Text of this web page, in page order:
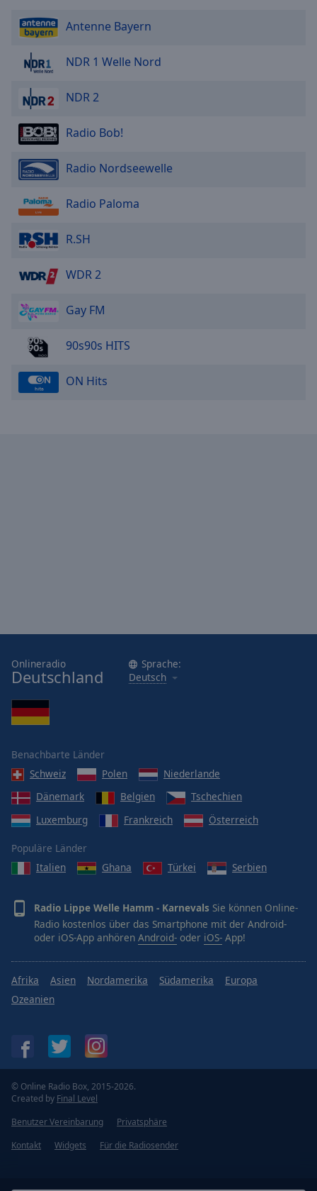
Antenne Bayern
NDR 1 Welle Nord
NDR 2
Radio Bob!
Radio Nordseewelle
Radio Paloma
R.SH
WDR 2
Gay FM
90s90s HITS
ON Hits
Onlineradio
Deutschland
Sprache:
Deutsch
Benachbarte Länder
Schweiz
Polen
Niederlande
Dänemark
Belgien
Tschechien
Luxemburg
Frankreich Österreich
Populäre Länder
Italien
Ghana Türkei Serbien
Radio Lippe Welle Hamm - Karnevals Sie können Online-
Radio kostenlos über das Smartphone mit der Android-
oder iOS-App anhören Android- oder iOS- App!
Afrika Asien Nordamerika Südamerika
Europa
Ozeanien
© Online Radio Box, 2015-2026.
Created by Final Level
Benutzer Vereinbarung
Privatsphäre
Kontakt
Widgets Für die Radiosender